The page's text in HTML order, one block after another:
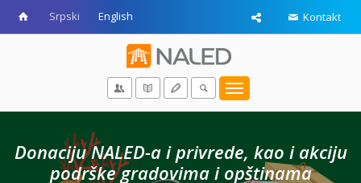
Srpski English Kontakt
Toggle
navigation
Donaciju NALED-a i privrede, kao i akciju
podrške gradovima i opštinama